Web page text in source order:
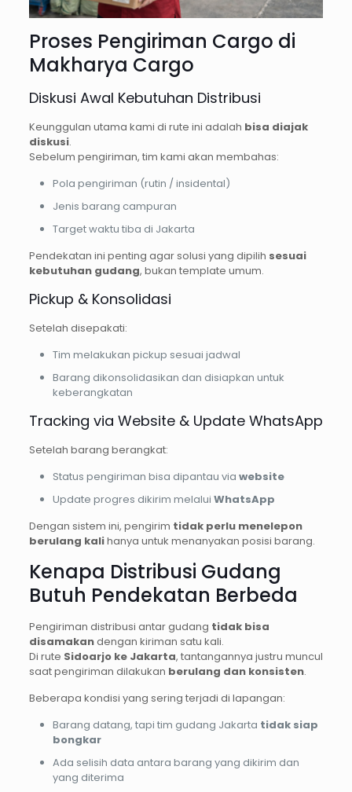
Proses Pengiriman Cargo di
Makharya Cargo
Diskusi Awal Kebutuhan Distribusi
Keunggulan utama kami di rute ini adalah bisa diajak
diskusi.
Sebelum pengiriman, tim kami akan membahas:
Pola pengiriman (rutin / insidental)
Jenis barang campuran
Target waktu tiba di Jakarta
Pendekatan ini penting agar solusi yang dipilih sesuai
kebutuhan gudang, bukan template umum.
Pickup & Konsolidasi
Setelah disepakati:
Tim melakukan pickup sesuai jadwal
Barang dikonsolidasikan dan disiapkan untuk
keberangkatan
Tracking via Website & Update WhatsApp
Setelah barang berangkat:
Status pengiriman bisa dipantau via website
Update progres dikirim melalui WhatsApp
Dengan sistem ini, pengirim tidak perlu menelepon
berulang kalihanya untuk menanyakan posisi barang.
Kenapa Distribusi Gudang
Butuh Pendekatan Berbeda
Pengiriman distribusi antar gudang tidak bisa
disamakandengan kiriman satu kali.
Di rute Sidoarjo ke Jakarta, tantangannya justru muncul
saat pengiriman dilakukan berulang dan konsisten.
Beberapa kondisi yang sering terjadi di lapangan:
Barang datang, tapi tim gudang Jakarta tidak siap
bongkar
Ada selisih data antara barang yang dikirim dan
yang diterima